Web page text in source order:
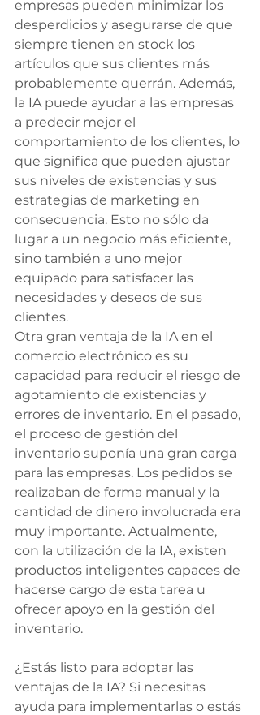
empresas pueden minimizar los
desperdicios y asegurarse de que
siempre tienen en stock los
artículos que sus clientes más
probablemente querrán. Además,
la IA puede ayudar a las empresas
a predecir mejor el
comportamiento de los clientes, lo
que significa que pueden ajustar
sus niveles de existencias y sus
estrategias de marketing en
consecuencia. Esto no sólo da
lugar a un negocio más eficiente,
sino también a uno mejor
equipado para satisfacer las
necesidades y deseos de sus
clientes.
Otra gran ventaja de la IA en el
comercio electrónico es su
capacidad para reducir el riesgo de
agotamiento de existencias y
errores de inventario. En el pasado,
el proceso de gestión del
inventario suponía una gran carga
para las empresas. Los pedidos se
realizaban de forma manual y la
cantidad de dinero involucrada era
muy importante. Actualmente,
con la utilización de la IA, existen
productos inteligentes capaces de
hacerse cargo de esta tarea u
ofrecer apoyo en la gestión del
inventario.
¿Estás listo para adoptar las
ventajas de la IA? Si necesitas
ayuda para implementarlas o estás